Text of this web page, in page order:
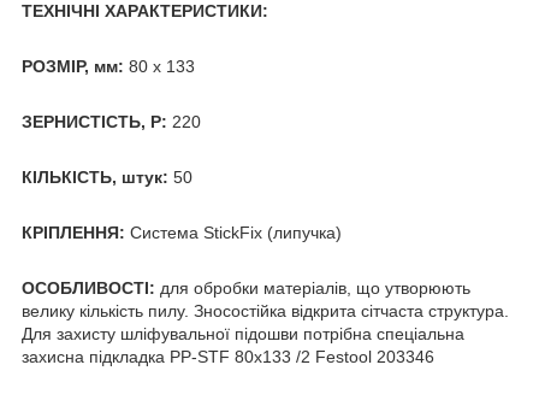
ТЕХНІЧНІ ХАРАКТЕРИСТИКИ:
РОЗМІР, мм: 80 х 133
ЗЕРНИСТІСТЬ, Р: 220
КІЛЬКІСТЬ, штук: 50
КРІПЛЕННЯ: Система StickFix (липучка)
ОСОБЛИВОСТІ: для обробки матеріалів, що утворюють
велику кількість пилу. Зносостійка відкрита сітчаста структура.
Для захисту шліфувальної підошви потрібна спеціальна
захисна підкладка PP-STF 80x133 /2 Festool 203346